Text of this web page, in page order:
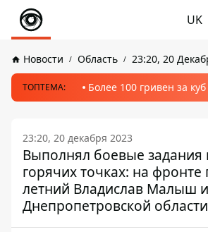
UK
Новости Область 23:20, 20
ТОПТЕМА: Более 100 гривен за
23:20, 20 декабря 2023
Выполнял боевые задания
горячих точках: на фронте
летний Владислав Малыш
Днепропетровской области